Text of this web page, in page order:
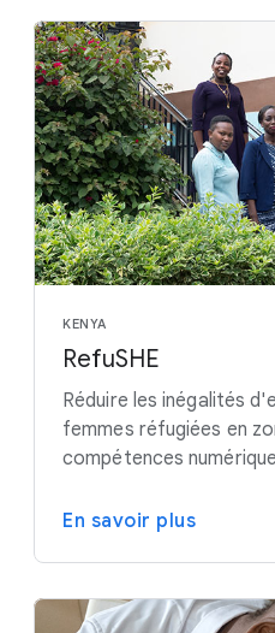
KENYA
RefuSHE
Réduire les inégalités
femmes réfugiées en
compétences
En savoir plus